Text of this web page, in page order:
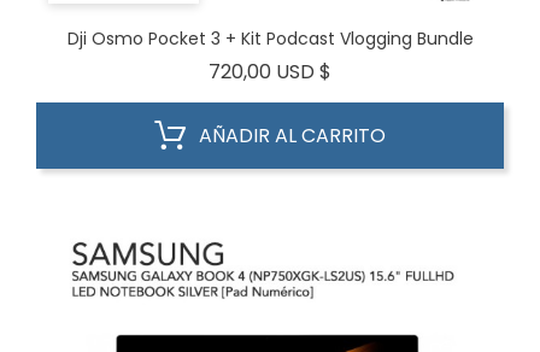
Dji Osmo Pocket 3 + Kit Podcast Vlogging Bundle
720,00 USD $
AÑADIR AL CARRITO